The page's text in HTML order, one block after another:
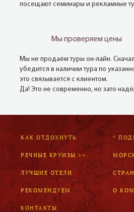
посещают семинары и рекламные
Мы проверяем цены
Мы не продаём туры он-лайн.
убедится в наличии тура по
это связывается с клиентом.
Да! Это не современно, но зато
КАК ОТДОХНУТЬ *
РЕЧНЫЕ КРУИЗЫ >>
ЛУЧШИЕ ОТЕЛИ
РЕКОМЕНДУЕМ О
КОНТАКТЫ